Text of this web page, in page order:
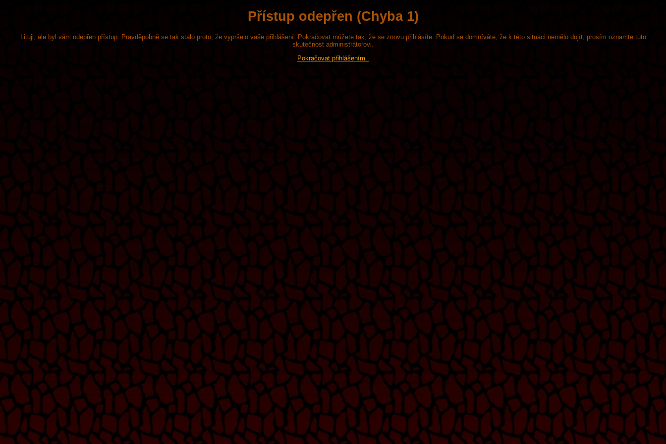
Přístup odepřen (Chyba 1)
Lituji, ale byl vám odepřen přístup. Pravděpobně se tak stalo proto, že vypršelo vaše přihlášení. Pokračovat můžete tak, že se znovu přihlásíte. Pokud se domníváte, že k této situaci nemělo dojít, prosím oznamte tuto
skutečnost administrátorovi.
Pokračovat přihlášením..